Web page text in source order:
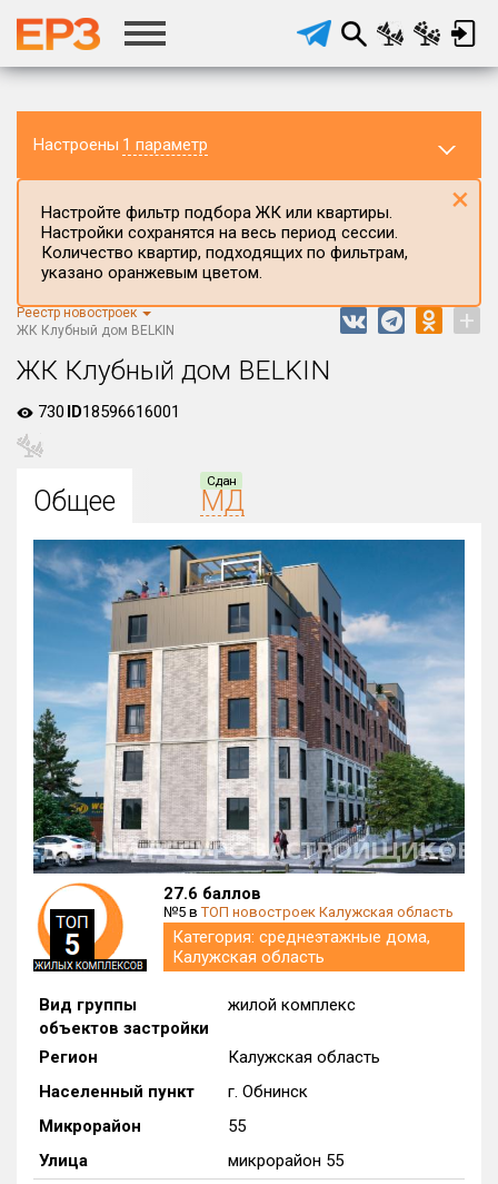
Настроены 1 параметр
Регион ЖК
Район в регионе
Все
Населённый пункт
Все
Район в городе
млн ₽
от до
Общая площадь, м²
от
Срок сдачи
от Сдан в 2021 до
Вид объекта
Кол-во комнат
Только новые
от до
с продажами
Настройте фильтр подбора ЖК или квартиры.
Настройки сохранятся на весь период сессии.
Количество квартир, подходящих по фильтрам,
указано оранжевым цветом.
×
Реестр новостроек
ЖК Клубный дом BELKIN
+
ЖК Клубный дом BELKIN
730 ID18596616001
Общее
Сдан
МД
27.6 баллов
№5 вТОП новостроек Калужская область
Категория: среднеэтажные дома,
Калужская область
Вид группы
объектов застройки
жилой комплекс
Регион
Калужская область
Населенный пункт
г. Обнинск
Микрорайон
55
Улица
микрорайон 55